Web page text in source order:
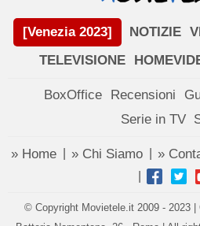
[Venezia 2023] NOTIZIE
TELEVISIONE
BoxOffice Recensioni
Serie in TV
» Home » Chi Siamo »
© Copyright Movietele.it 2009 - 2023 |